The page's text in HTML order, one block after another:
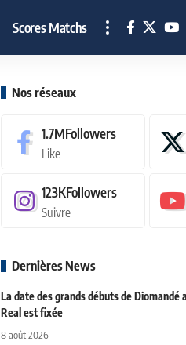
Scores Matchs
Nos réseaux
1.7MFollowers
Like
123KFollowers
Suivre
Dernières News
La date des grands débuts de Diomandé
Real est fixée
8 août 2026